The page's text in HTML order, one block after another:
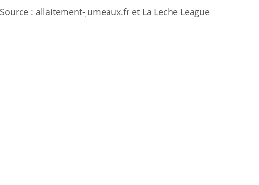
Source : allaitement-jumeaux.fr et La Leche League